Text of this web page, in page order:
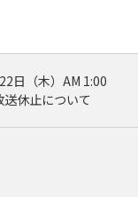
日（木）AM 1:00
休止について